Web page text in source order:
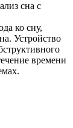
сна с
ко сну,
Устройство
времени